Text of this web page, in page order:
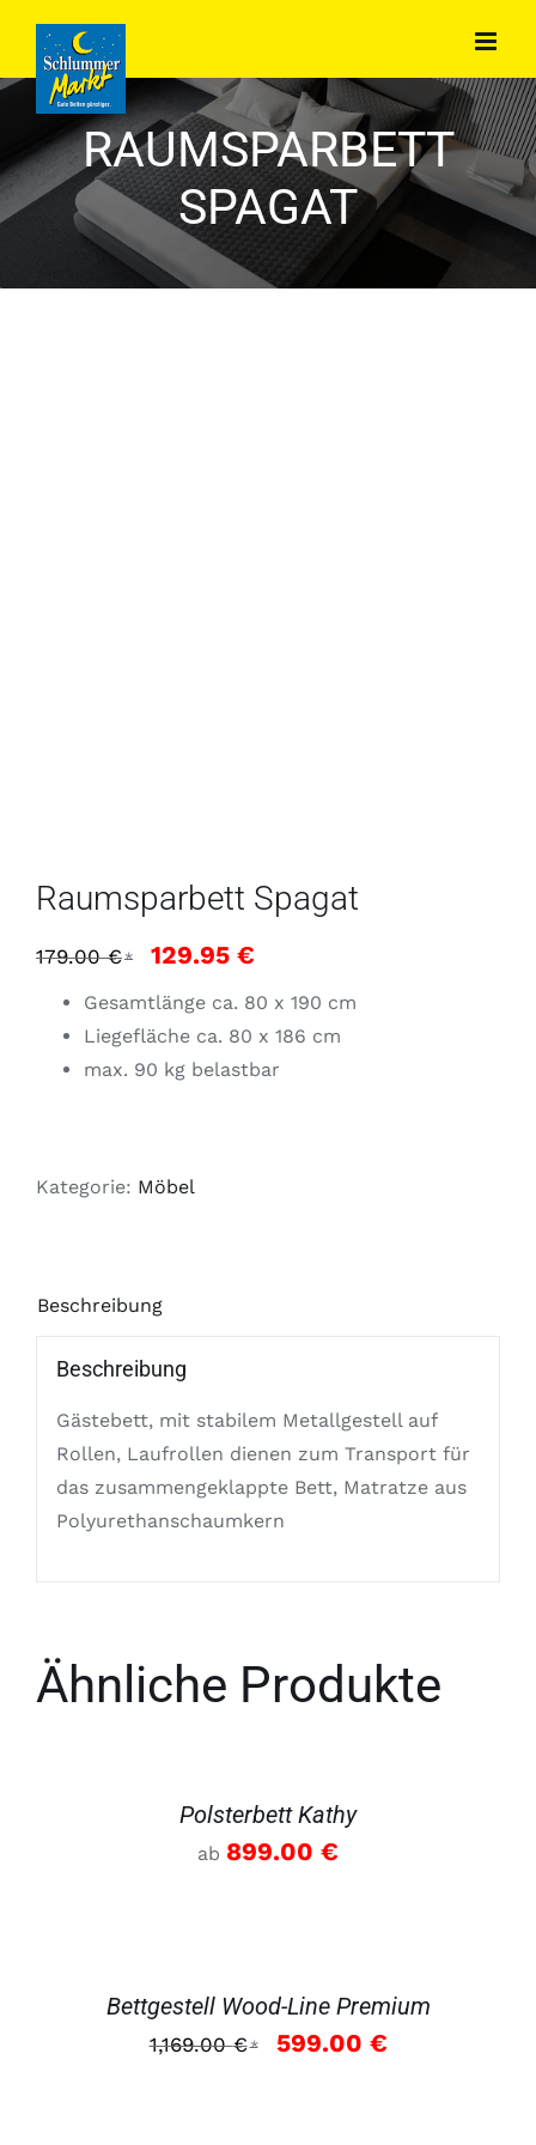
Inhalt
springen
RAUMSPARBETT
SPAGAT
Raumsparbett Spagat
179.00€*
Ursprünglicher
war:
179.00 €
129.95 €
ist:
129.95 €.
Gesamtlänge ca. 80 x 190 cm
Liegefläche ca. 80 x 186 cm
max. 90 kg belastbar
Kategorie: Möbel
Beschreibung
Beschreibung
Gästebett, mit stabilem Metallgestell auf
Rollen, Laufrollen dienen zum Transport für
das zusammengeklappte Bett, Matratze aus
Polyurethanschaumkern
Ähnliche Produkte
Polsterbett Kathy
ab 899.00 €
Bettgestell Wood-Line Premium
1,169.00€*
Ursprünglicher
599.00 €Aktueller